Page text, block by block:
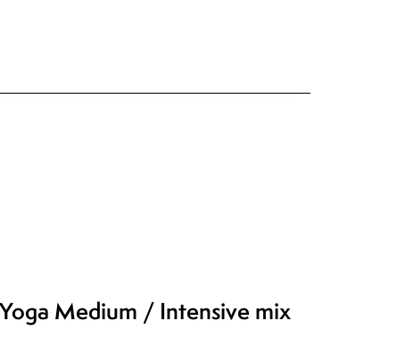
Yoga Medium / Intensive mix